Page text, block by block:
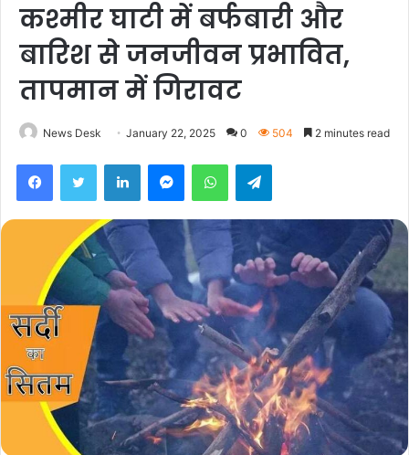
कश्मीर घाटी में बर्फबारी और
बारिश से जनजीवन प्रभावित,
तापमान में गिरावट
News Desk January 22, 2025 0 504 2 minutes read